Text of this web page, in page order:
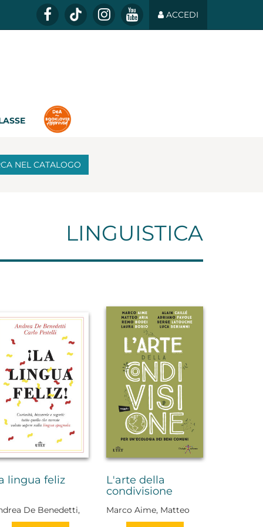
ACCEDI
NEL CATALOGO
LINGUISTICA
lingua feliz
De Benedetti,
Pestelli
L'arte della
condivisione
Marco Aime, Matteo
Aria, Remo Bodei,